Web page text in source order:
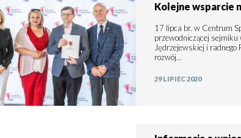
Kolejne wsparcie
17 lipca br. w Centrum
przewodniczącej sejmiku
Jędrzejewskiej i radnego
rozwój…
29 LIPIEC 2020